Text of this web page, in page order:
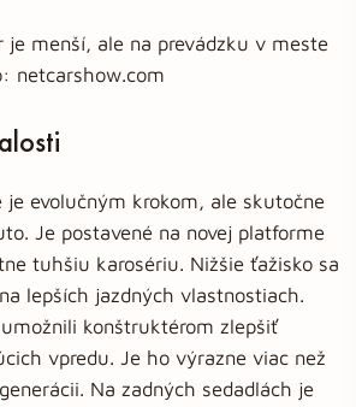
je menší, ale na prevádzku v meste
netcarshow.com
je evolučným krokom, ale skutočne
Je postavené na novej platforme
tuhšiu karosériu. Nižšie ťažisko sa
lepších jazdných vlastnostiach.
konštruktérom zlepšiť
vpredu. Je ho výrazne viac než
Na zadných sedadlách je